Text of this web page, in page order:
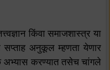
किंवा समाजशास्त्र या
सप्ताह अनुकूल म्हणता येणार
अभ्यास करण्यात तसेच चांगले